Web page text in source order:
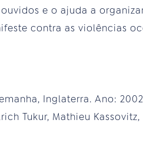
e o ajuda a
contra as violências
Inglaterra. Ano:
Tukur, Mathieu